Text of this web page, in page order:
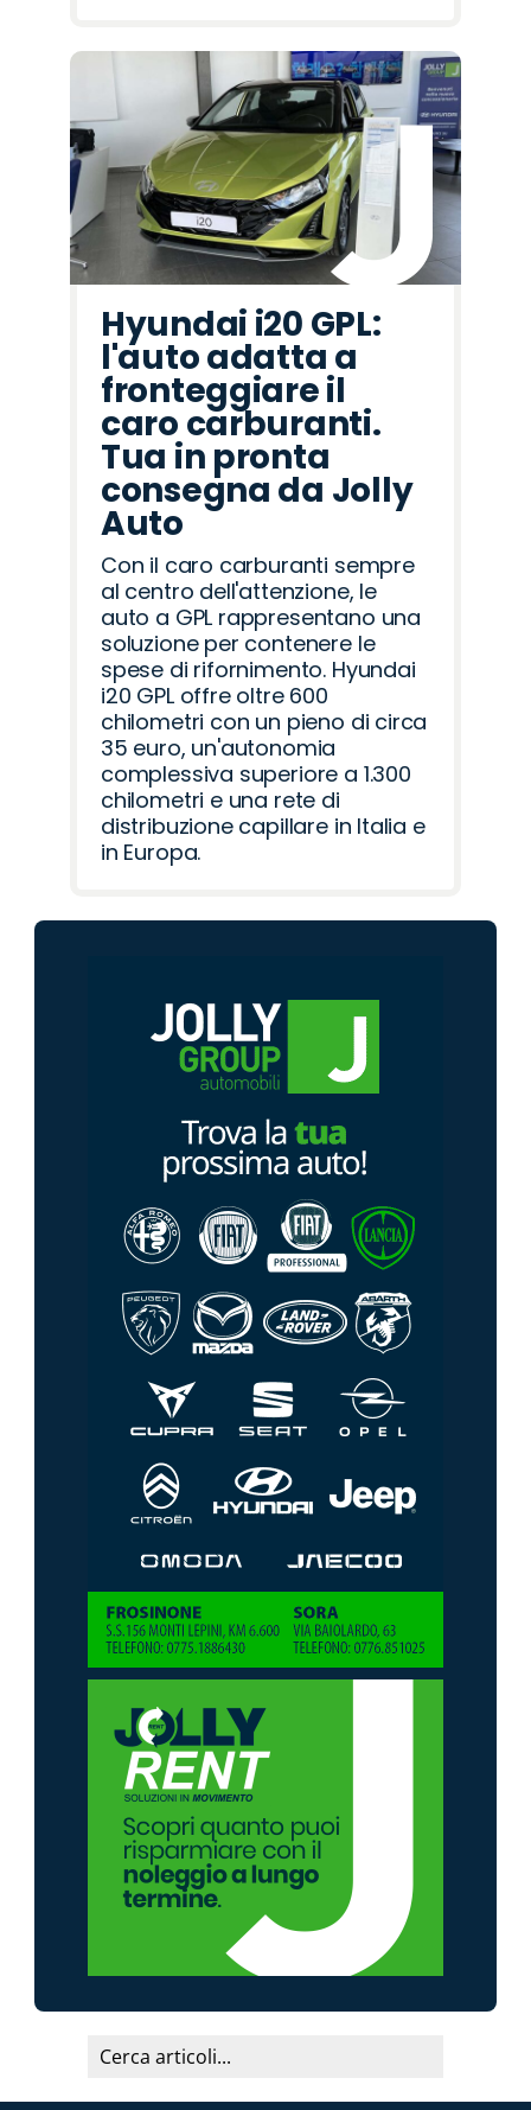
Hyundai i20 GPL:
l'auto adatta a
fronteggiare il
caro carburanti.
Tua in pronta
consegna da Jolly
Auto
Con il caro carburanti sempre
al centro dell'attenzione, le
auto a GPL rappresentano una
soluzione per contenere le
spese di rifornimento. Hyundai
i20 GPL offre oltre 600
chilometri con un pieno di circa
35 euro, un'autonomia
complessiva superiore a 1.300
chilometri e una rete di
distribuzione capillare in Italia e
in Europa.